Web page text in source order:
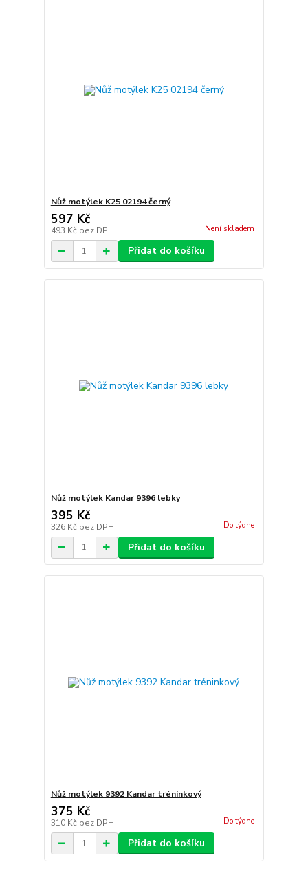
Nůž motýlek K25 02194 černý
597 Kč
493 Kč bez DPH Není skladem
Přidat do košíku
Nůž motýlek Kandar 9396 lebky
395 Kč
326 Kč bez DPH Do týdne
Přidat do košíku
Nůž motýlek 9392 Kandar tréninkový
375 Kč
310 Kč bez DPH Do týdne
Přidat do košíku